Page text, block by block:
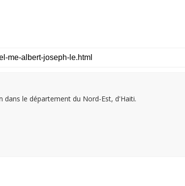
le département du Nord-Est, d'Haiti.